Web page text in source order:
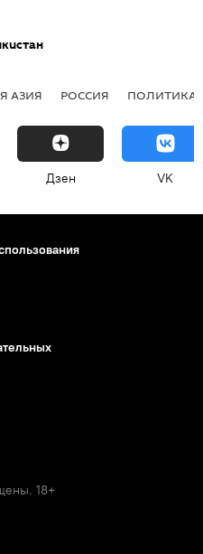
АЗИЯ РОССИЯ ПОЛИТИКА
Дзен VK
18+